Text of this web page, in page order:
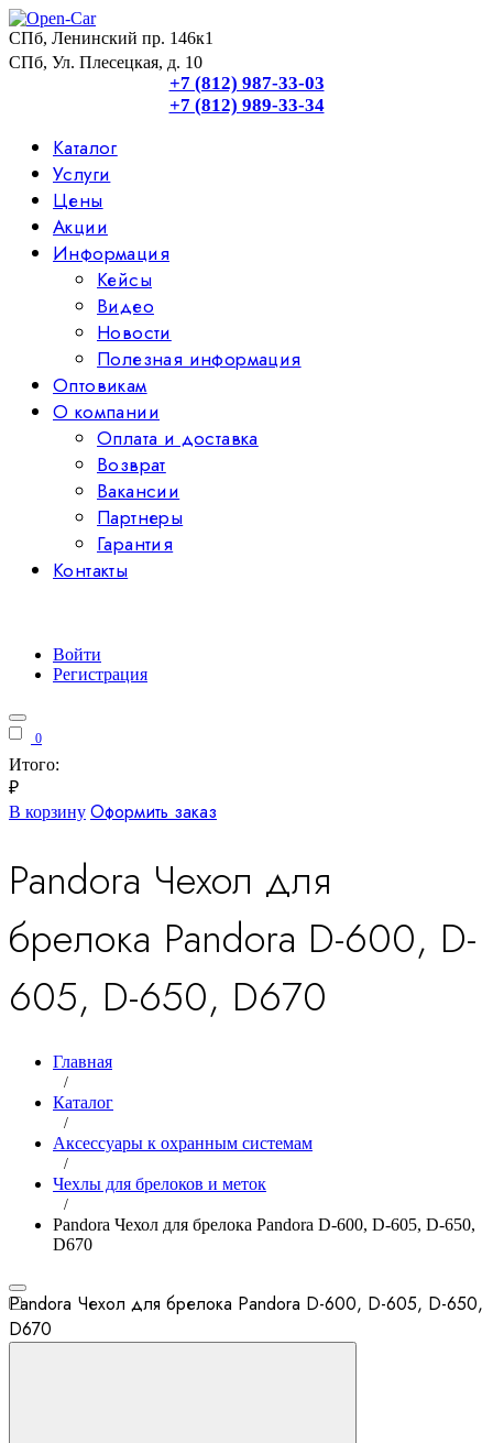
СПб, Ленинский пр. 146к1
СПб, Ул. Плесецкая, д. 10
+7 (812) 987-33-03
+7 (812) 989-33-34
Каталог
Услуги
Цены
Акции
Информация
Кейсы
Видео
Новости
Полезная информация
Оптовикам
О компании
Оплата и доставка
Возврат
Вакансии
Партнеры
Гарантия
Контакты
Войти
Регистрация
0
Итого:
₽
В корзину Оформить заказ
Pandora Чехол для
брелока Pandora D-600, D-
605, D-650, D670
Главная
/
Каталог
/
Аксессуары к охранным системам
/
Чехлы для брелоков и меток
/
Pandora Чехол для брелока Pandora D-600, D-605, D-650,
D670
Pandora Чехол для брелока Pandora D-600, D-605, D-650,
D670